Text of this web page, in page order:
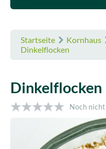
Startseite Kornhaus
Dinkelflocken
Dinkelflocken
Noch